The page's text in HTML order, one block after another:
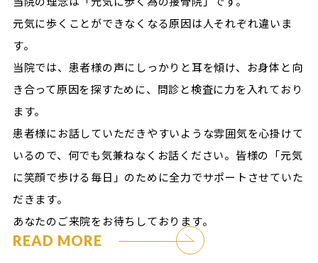
元気に歩くことができなくなる原因は人それぞれ違いま
す。
当院では、患者様の声にしっかりと耳を傾け、お身体と向
き合って原因を探すために、問診と検査に力を入れており
ます。
患者様にお話していただきやすいような雰囲気を心掛けて
いるので、何でも気兼ねなくお話ください。皆様の「元気
に笑顔で歩ける毎日」のために全力でサポートさせていた
だきます。
あなたのご来院をお待ちしております。
READ MORE